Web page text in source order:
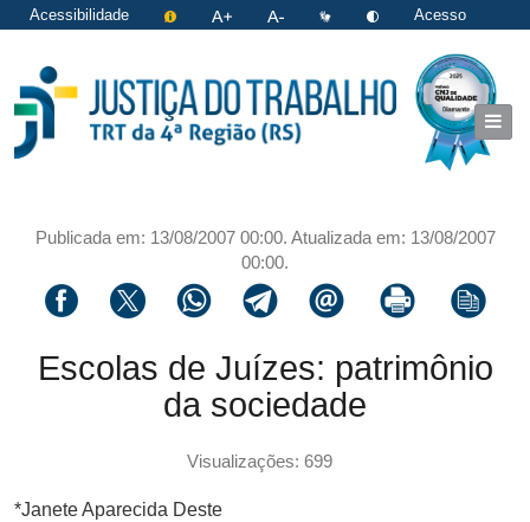
Acessibilidade
Acesso
Publicada em: 13/08/2007 00:00. Atualizada em: 13/08/2007
00:00.
Compartilhar via facebook
Compartilhar via twitter
Compartilhar via whatsapp
Compartilhar via telegram
Compartilhar via email
Imprimir a página
Copiar
Escolas de Juízes: patrimônio
da sociedade
Visualizações: 699
*Janete Aparecida Deste